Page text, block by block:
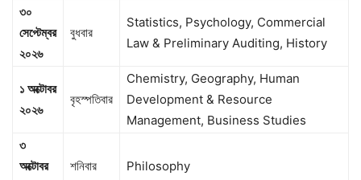
৩০
সেপ্টেম্বর
২০২৬
বুধবার
Statistics, Psychology, Commercial
Law & Preliminary Auditing, History
১ অক্টোবর
২০২৬
বৃহস্পতিবার
Chemistry, Geography, Human
Development & Resource
Management, Business Studies
৩
অক্টোবর
শনিবার Philosophy